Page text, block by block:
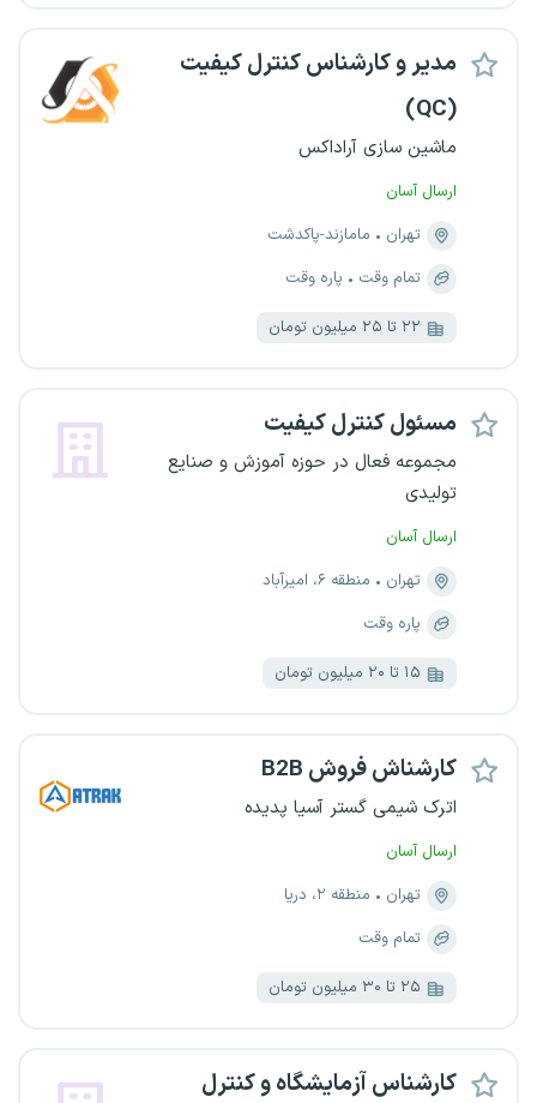
مدیر و کارشناس کنترل کیفیت
(QC)
ماشین سازی آراداکس
ارسال آسان
تهران
مامازند-پاکدشت
تمام وقت
پاره وقت
۲۲ تا ۲۵ میلیون تومان
مسئول کنترل کیفیت
مجموعه فعال در حوزه آموزش و صنایع
تولیدی
ارسال آسان
تهران
منطقه ۶، امیرآباد
پاره وقت
۱۵ تا ۲۰ میلیون تومان
کارشناش فروش B2B
اترک شیمی گستر آسیا پدیده
ارسال آسان
تهران
منطقه ۲، دریا
تمام وقت
۲۵ تا ۳۰ میلیون تومان
کارشناس آزمایشگاه و کنترل